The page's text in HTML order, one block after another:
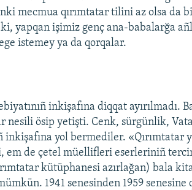
mecmua qırımtatar tilini az olsa da
yapqan işimiz genç ana-babalarğa
istemey ya da qorqalar.
inkişafına diqqat ayırılmadı.
nesili ösip yetişti. Cenk, sürgünlik,
inkişafına yol bermediler. «Qırımtatar
em de çetel müellifleri eserleriniñ
kütüphanesi azırlağan) bala
1941 senesinden 1959